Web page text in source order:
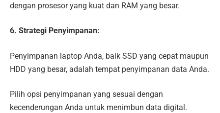
dengan prosesor yang kuat dan RAM yang besar.
6. Strategi Penyimpanan:
Penyimpanan laptop Anda, baik SSD yang cepat maupun
HDD yang besar, adalah tempat penyimpanan data Anda.
Pilih opsi penyimpanan yang sesuai dengan
kecenderungan Anda untuk menimbun data digital.